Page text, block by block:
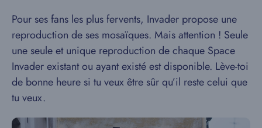
Pour ses fans les plus fervents, Invader propose une
reproduction de ses mosaïques. Mais attention ! Seule
une seule et unique reproduction de chaque Space
Invader existant ou ayant existé est disponible. Lève-toi
de bonne heure si tu veux être sûr qu’il reste celui que
tu veux.